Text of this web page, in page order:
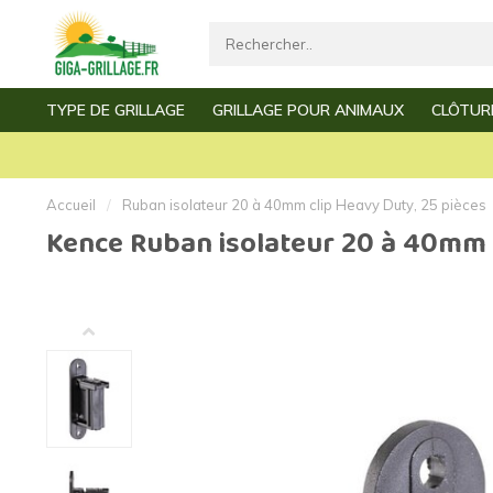
TYPE DE GRILLAGE
Grillage de jardin
Grillage clôture
Grillage
GRILLAGE POUR ANIMAUX
Grillage de vollière
Grillage à mouton
Grillage à souris
Livraison rapide Service
Accueil / Ruban isolateur 20 à 40mm clip Heavy Duty, 25 pièces
Kence Ruban isolateur 20 à